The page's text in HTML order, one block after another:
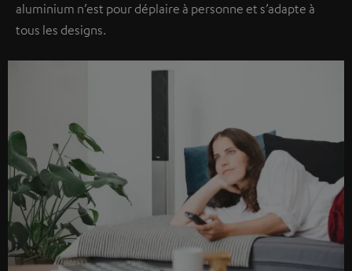
aluminium n’est pour déplaire à personne et s’adapte à
tous les designs.